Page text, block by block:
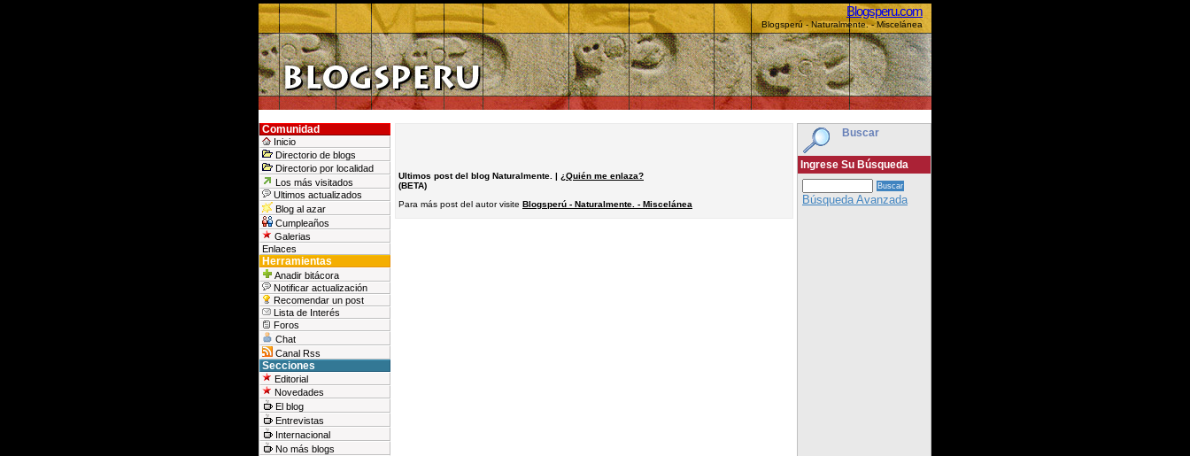
Blogsperu.com
Blogsperú - Naturalmente. - Miscelánea
Buscar
Ingrese Su Búsqueda
Búsqueda Avanzada
Comunidad
Inicio
Directorio de blogs
Directorio por localidad
Los más visitados
Ultimos actualizados
Blog al azar
Cumpleaños
Galerias
Enlaces
Herramientas
Anadir bitácora
Notificar actualización
Recomendar un post
Lista de Interés
Foros
Chat
Canal Rss
Secciones
Editorial
Novedades
El blog
Entrevistas
Internacional
No más blogs
Ultimos post del blog Naturalmente. | ¿Quién me enlaza?
(BETA)
Para más post del autor visite Blogsperú - Naturalmente. - Miscelánea